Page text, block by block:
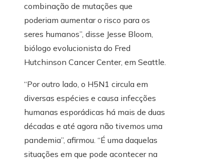
combinação de mutações que
poderiam aumentar o risco para os
seres humanos”, disse Jesse Bloom,
biólogo evolucionista do Fred
Hutchinson Cancer Center, em Seattle.
“Por outro lado, o H5N1 circula em
diversas espécies e causa infecções
humanas esporádicas há mais de duas
décadas e até agora não tivemos uma
pandemia”, afirmou. “É uma daquelas
situações em que pode acontecer na